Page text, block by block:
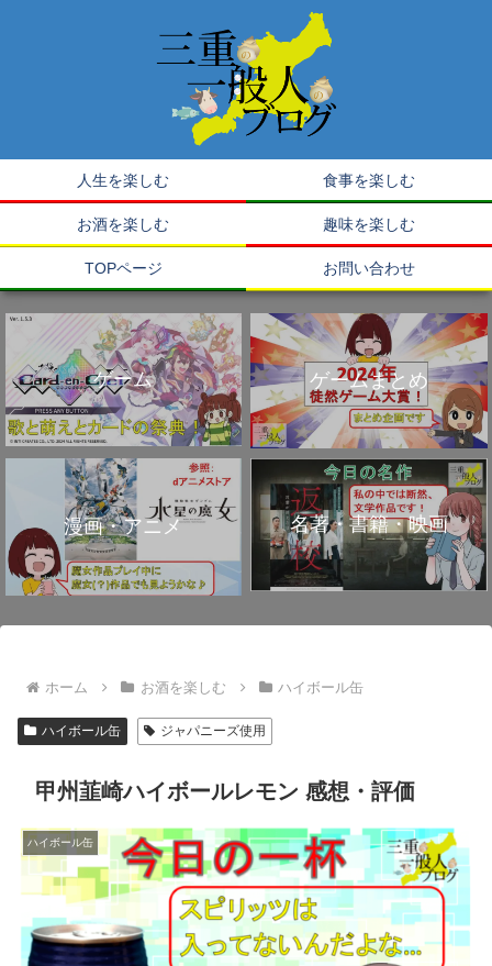
人生を楽しむ 食事を楽しむ
お酒を楽しむ 趣味を楽しむ
TOPページ お問い合わせ
ゲーム ゲームまとめ
漫画・アニメ 名著・書籍・映画
ホーム お酒を楽しむ ハイボール缶
ハイボール缶 ジャパニーズ使用
甲州韮崎ハイボールレモン 感想・評価
ハイボール缶